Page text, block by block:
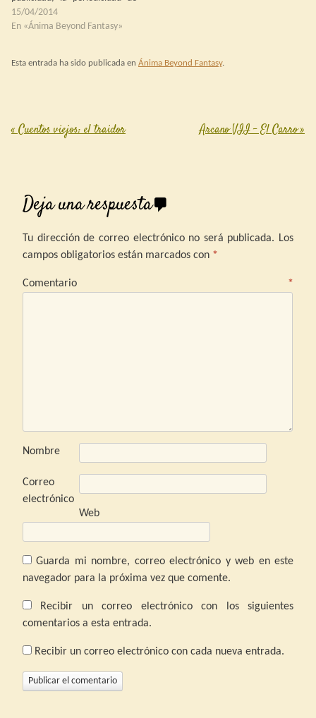
publicación es baja y, sin
embargo, sus manuales se
juego goza, con…
15/04/2014
En «Ánima Beyond Fantasy»
Esta entrada ha sido publicada en Ánima Beyond Fantasy.
Post navigation
«Cuentos viejos: el traidor Arcano VII – El Carro»
Deja una respuesta
Tu dirección de correo electrónico no será publicada. Los
campos obligatorios están marcados con *
Comentario *
Nombre
Correo
electrónico
Web
Guarda mi nombre, correo electrónico y web en este
navegador para la próxima vez que comente.
Recibir un correo electrónico con los siguientes
comentarios a esta entrada.
Recibir un correo electrónico con cada nueva entrada.